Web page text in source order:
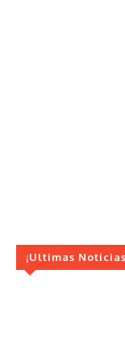
¡Ultimas